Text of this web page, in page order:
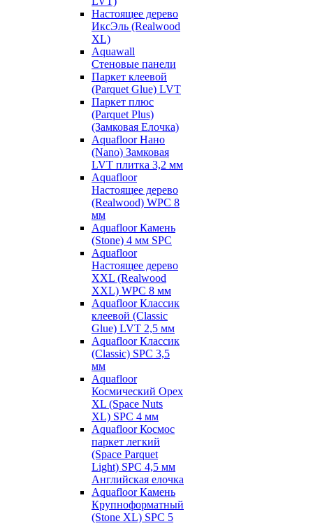
Настоящее дерево
ИксЭль (Realwood
XL)
Aquawall
Стеновые панели
Паркет клеевой
(Parquet Glue) LVT
Паркет плюс
(Parquet Plus)
(Замковая Елочка)
Aquafloor Нано
(Nano) Замковая
LVT плитка 3,2 мм
Aquafloor
Настоящее дерево
(Realwood) WPC 8
мм
Aquafloor Камень
(Stone) 4 мм SPC
Aquafloor
Настоящее дерево
XXL (Realwood
XXL) WPC 8 мм
Aquafloor Классик
клеевой (Classic
Glue) LVT 2,5 мм
Aquafloor Классик
(Classic) SPC 3,5
мм
Aquafloor
Космический Орех
XL (Space Nuts
XL) SPC 4 мм
Aquafloor Космос
паркет легкий
(Space Parquet
Light) SPC 4,5 мм
Английская елочка
Aquafloor Камень
Крупноформатный
(Stone XL) SPC 5